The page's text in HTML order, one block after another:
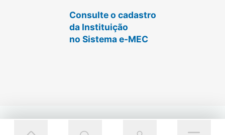
Consulte o cadastro
da Instituição
no Sistema e-MEC